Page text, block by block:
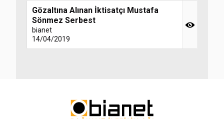
Gözaltına Alınan İktisatçı Mustafa
Sönmez Serbest
bianet
14/04/2019